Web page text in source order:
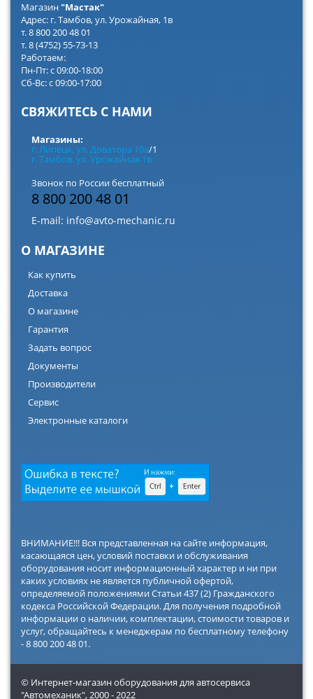
Магазин"Мастак"
Адрес: г. Тамбов, ул. Урожайная, 1в
т. 8 800 200 48 01
т. 8 (4752) 55-73-13
Работаем:
Пн-Пт: с 09:00-18:00
Сб-Вс: с 09:00-17:00
СВЯЖИТЕСЬ С НАМИ
Магазины:
г. Липецк, ул. Доватора 10а/1
г. Тамбов, ул. Урожайная 1в
Звонок по России бесплатный
8 800 200 48 01
E-mail: info@avto-mechanic.ru
О МАГАЗИНЕ
Как купить
Доставка
О магазине
Гарантия
Задать вопрос
Документы
Производители
Сервис
Электронные каталоги
ВНИМАНИЕ!!! Вся представленная на сайте информация,
касающаяся цен, условий поставки и обслуживания
оборудования носит информационный характер и ни при
каких условиях не является публичной офертой,
определяемой положениями Статьи 437 (2) Гражданского
кодекса Российской Федерации. Для получения подробной
информации о наличии, комплектации, стоимости товаров и
услуг, обращайтесь к менеджерам по бесплатному телефону
- 8 800 200 48 01.
© Интернет-магазин оборудования для автосервиса
"Автомеханик",2000 - 2022